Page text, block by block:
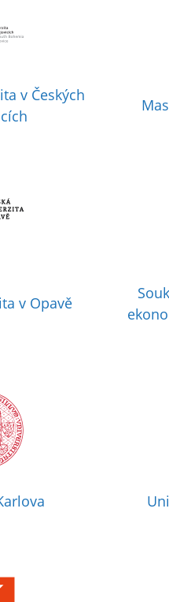
v Českých
v Opavě